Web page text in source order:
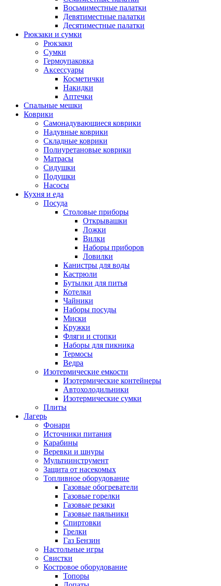
Восьмиместные палатки
Девятиместные палатки
Десятиместные палатки
Рюкзаки и сумки
Рюкзаки
Сумки
Гермоупаковка
Аксессуары
Косметички
Накидки
Аптечки
Спальные мешки
Коврики
Самонадувающиеся коврики
Надувные коврики
Складные коврики
Полиуретановые коврики
Матрасы
Сидушки
Подушки
Насосы
Кухня и еда
Посуда
Столовые приборы
Открывашки
Ложки
Вилки
Наборы приборов
Ловилки
Канистры для воды
Кастрюли
Бутылки для питья
Котелки
Чайники
Наборы посуды
Миски
Кружки
Фляги и стопки
Наборы для пикника
Термосы
Ведра
Изотермические емкости
Изотермические контейнеры
Автохолодильники
Изотермические сумки
Плиты
Лагерь
Фонари
Источники питания
Карабины
Веревки и шнуры
Мультиинструмент
Защита от насекомых
Топливное оборудование
Газовые обогреватели
Газовые горелки
Газовые резаки
Газовые паяльники
Спиртовки
Грелки
Газ Бензин
Настольные игры
Свистки
Костровое оборудование
Топоры